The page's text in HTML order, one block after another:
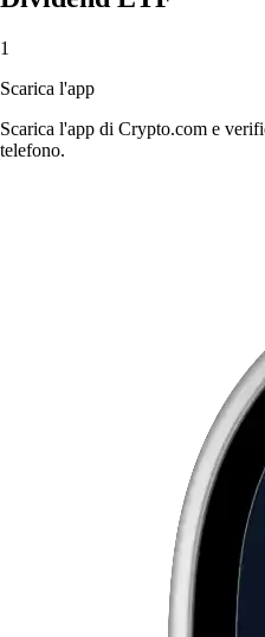
1
Scarica l'app
Scarica l'app di Crypto.com e
telefono.